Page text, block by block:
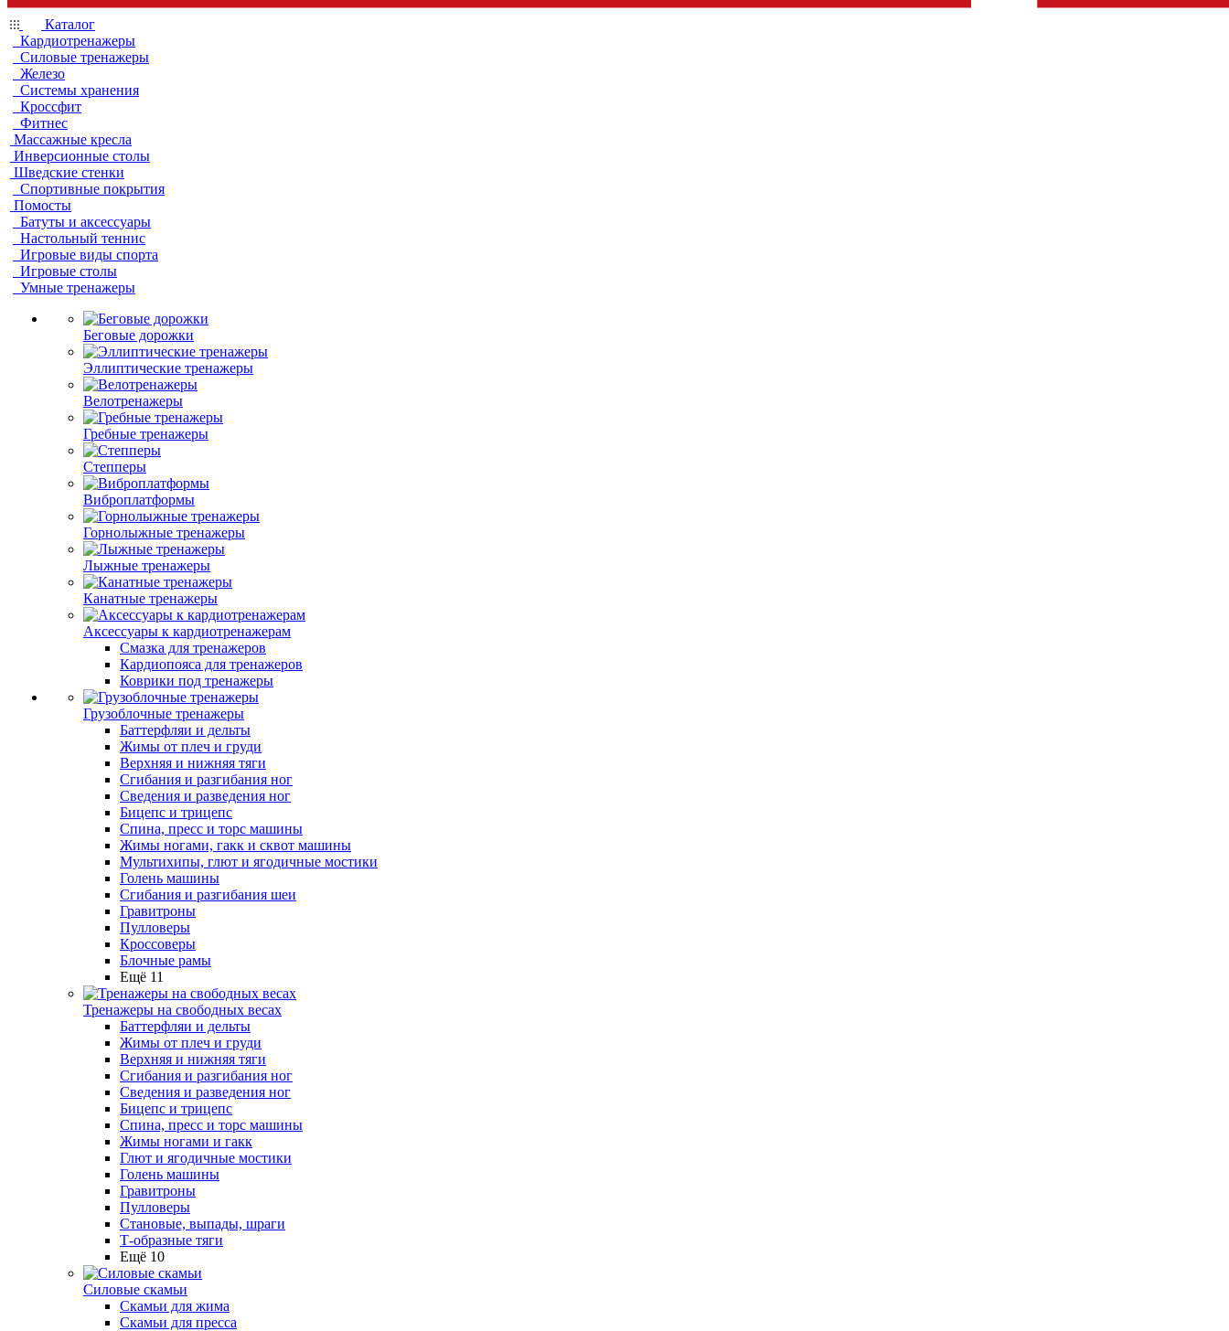
Каталог
Кардиотренажеры
Силовые тренажеры
Железо
Системы хранения
Кроссфит
Фитнес
Массажные кресла
Инверсионные столы
Шведские стенки
Спортивные покрытия
Помосты
Батуты и аксессуары
Настольный теннис
Игровые виды спорта
Игровые столы
Умные тренажеры
Беговые дорожки
Эллиптические тренажеры
Велотренажеры
Гребные тренажеры
Степперы
Виброплатформы
Горнолыжные тренажеры
Лыжные тренажеры
Канатные тренажеры
Аксессуары к кардиотренажерам
Смазка для тренажеров
Кардиопояса для тренажеров
Коврики под тренажеры
Грузоблочные тренажеры
Баттерфляи и дельты
Жимы от плеч и груди
Верхняя и нижняя тяги
Сгибания и разгибания ног
Сведения и разведения ног
Бицепс и трицепс
Спина, пресс и торс машины
Жимы ногами, гакк и сквот машины
Мультихипы, глют и ягодичные мостики
Голень машины
Сгибания и разгибания шеи
Гравитроны
Пулловеры
Кроссоверы
Блочные рамы
Ещё 11
Тренажеры на свободных весах
Баттерфляи и дельты
Жимы от плеч и груди
Верхняя и нижняя тяги
Сгибания и разгибания ног
Сведения и разведения ног
Бицепс и трицепс
Спина, пресс и торс машины
Жимы ногами и гакк
Глют и ягодичные мостики
Голень машины
Гравитроны
Пулловеры
Становые, выпады, шраги
Т-образные тяги
Ещё 10
Силовые скамьи
Скамьи для жима
Скамьи для пресса